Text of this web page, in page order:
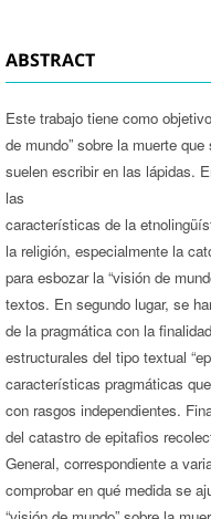
ABSTRACT
Este trabajo tiene como
de mundo” sobre la muerte
suelen escribir en las lápidas.
las
características de la
la religión, especialmente la
para esbozar la “visión de
textos. En segundo lugar, se
de la pragmática con la
estructurales del tipo textual
características pragmáticas
con rasgos independientes.
del catastro de epitafios
General, correspondiente a
comprobar en qué medida se